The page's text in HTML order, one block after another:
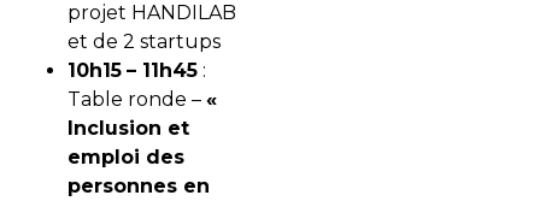
projet HANDILAB
et de 2 startups
10h15 – 11h45 :
Table ronde – «
Inclusion et
emploi des
personnes en